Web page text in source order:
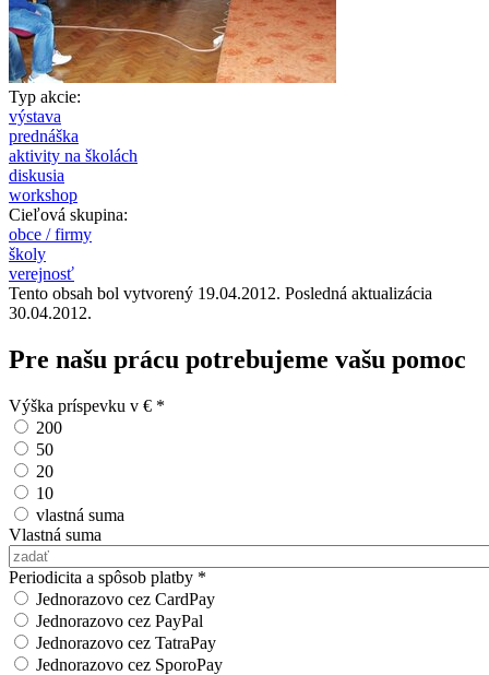
Typ akcie:
výstava
prednáška
aktivity na školách
diskusia
workshop
Cieľová skupina:
obce / firmy
školy
verejnosť
Tento obsah bol vytvorený 19.04.2012. Posledná aktualizácia
30.04.2012.
Pre našu prácu potrebujeme vašu pomoc
Výška príspevku v € *
200
50
20
10
vlastná suma
Vlastná suma
Periodicita a spôsob platby *
Jednorazovo cez CardPay
Jednorazovo cez PayPal
Jednorazovo cez TatraPay
Jednorazovo cez SporoPay